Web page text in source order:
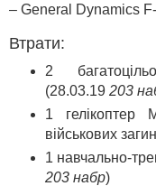
– General Dynamics
Втрати:
2
(28.03.19 203
1 гелікоптер
військових
1 навчально-
203 набр)